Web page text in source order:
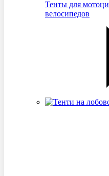
Тенты для
велосипедов